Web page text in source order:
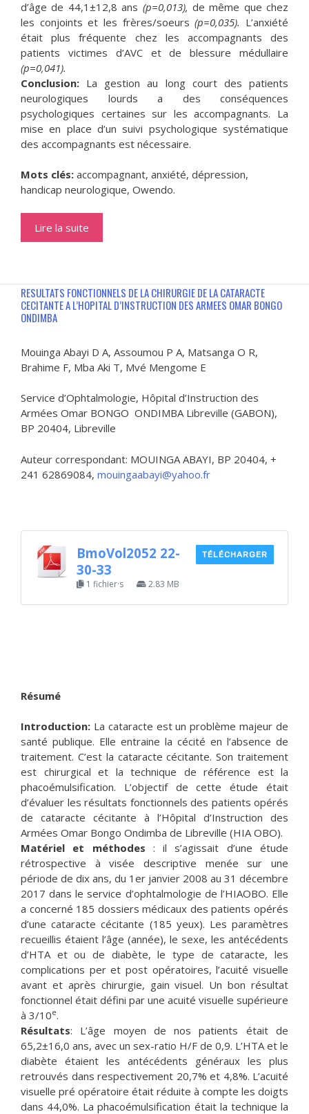
d’âge de 44,1±12,8 ans (p=0,013), de même que chez
les conjoints et les frères/soeurs(p=0,035). L’anxiété
était plus fréquente chez les accompagnants des
patients victimes d’AVC et de blessure médullaire
(p=0,041).
Conclusion: La gestion au long court des patients
neurologiques lourds a des conséquences
psychologiques certaines sur les accompagnants. La
mise en place d’un suivi psychologique systématique
des accompagnants est nécessaire.
Mots clés: accompagnant, anxiété, dépression,
handicap neurologique, Owendo.
Lire la suite
RESULTATS FONCTIONNELS DE LA CHIRURGIE DE LA CATARACTE
CECITANTE A L’HOPITAL D’INSTRUCTION DES ARMEES OMAR BONGO
ONDIMBA
Mouinga Abayi D A, Assoumou P A, Matsanga O R,
Brahime F, Mba Aki T, Mvé Mengome E
Service d’Ophtalmologie, Hôpital d’Instruction des
Armées Omar BONGO ONDIMBA Libreville (GABON),
BP 20404, Libreville
Auteur correspondant: MOUINGA ABAYI, BP 20404, +
241 62869084, mouingaabayi@yahoo.fr
BmoVol2052 22-
30-33
1 fichier·s 2.83 MB
TÉLÉCHARGER
Résumé
Introduction: La cataracte est un problème majeur de
santé publique. Elle entraine la cécité en l’absence de
traitement. C’est la cataracte cécitante. Son traitement
est chirurgical et la technique de référence est la
phacoémulsification. L’objectif de cette étude était
d’évaluer les résultats fonctionnels des patients opérés
de cataracte cécitante à l’Hôpital d’Instruction des
Armées Omar Bongo Ondimba de Libreville (HIA OBO).
Matériel et méthodes : il s’agissait d’une étude
rétrospective à visée descriptive menée sur une
période de dix ans, du 1er janvier 2008 au 31 décembre
2017 dans le service d’ophtalmologie de l’HIAOBO. Elle
a concerné 185 dossiers médicaux des patients opérés
d’une cataracte cécitante (185 yeux). Les paramètres
recueillis étaient l’âge (année), le sexe, les antécédents
d’HTA et ou de diabète, le type de cataracte, les
complications per et post opératoires, l’acuité visuelle
avant et après chirurgie, gain visuel. Un bon résultat
fonctionnel était défini par une acuité visuelle supérieure
à 3/10e.
Résultats: L’âge moyen de nos patients était de
65,2±16,0 ans, avec un sex-ratio H/F de 0,9. L’HTA et le
diabète étaient les antécédents généraux les plus
retrouvés dans respectivement 20,7% et 4,8%. L’acuité
visuelle pré opératoire était réduite à compte les doigts
dans 44,0%. La phacoémulsification était la technique la